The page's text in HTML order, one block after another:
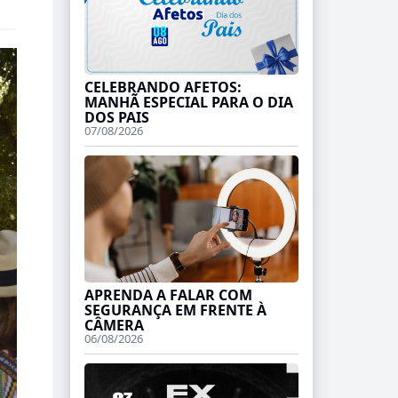
CELEBRANDO AFETOS:
MANHÃ ESPECIAL PARA O DIA
DOS PAIS
07/08/2026
APRENDA A FALAR COM
SEGURANÇA EM FRENTE À
CÂMERA
06/08/2026